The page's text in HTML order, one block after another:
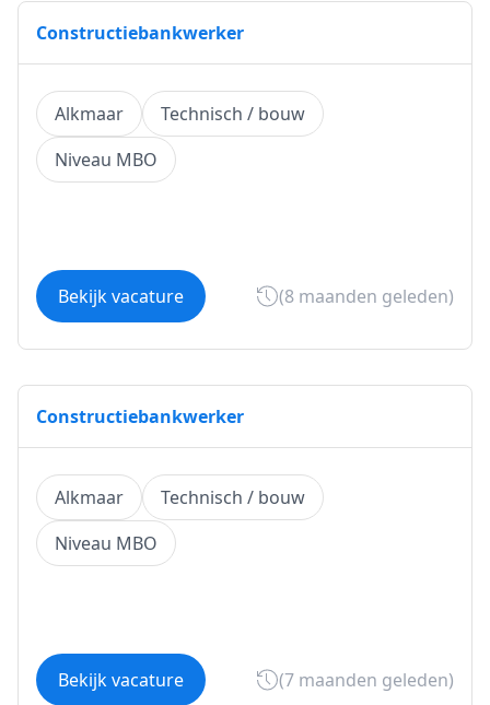
Constructiebankwerker
Alkmaar
Technisch / bouw
Niveau MBO
Bekijk vacature (8 maanden geleden)
Constructiebankwerker
Alkmaar
Technisch / bouw
Niveau MBO
Bekijk vacature (7 maanden geleden)